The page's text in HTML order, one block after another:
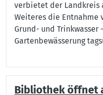
verbietet der Landkreis
Weiteres die Entnahme
Grund- und Trinkwasser
Gartenbewässerung
Bibliothek öffnet